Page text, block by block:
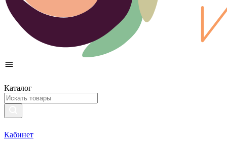
Каталог
Кабинет